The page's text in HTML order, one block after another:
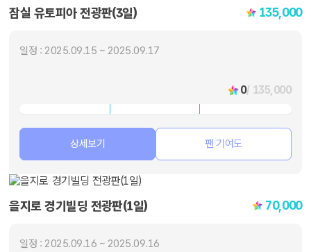
잠실 유토피아 전광판(3일) 135,000
일정 : 2025.09.15 ~ 2025.09.17
0/ 135,000
상세보기 팬 기여도
을지로 경기빌딩 전광판(1일) 70,000
일정 : 2025.09.16 ~ 2025.09.16